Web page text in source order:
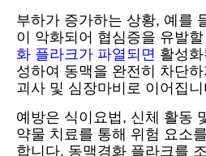
부하가 증가하는 상황, 예를
이 악화되어 협심증을 유발
화 플라크가 파열되면 활성
성하여 동맥을 완전히 차단
괴사 및 심장마비로 이어집니
예방은 식이요법, 신체 활동
약물 치료를 통해 위험 요소
합니다. 동맥경화 플라크를